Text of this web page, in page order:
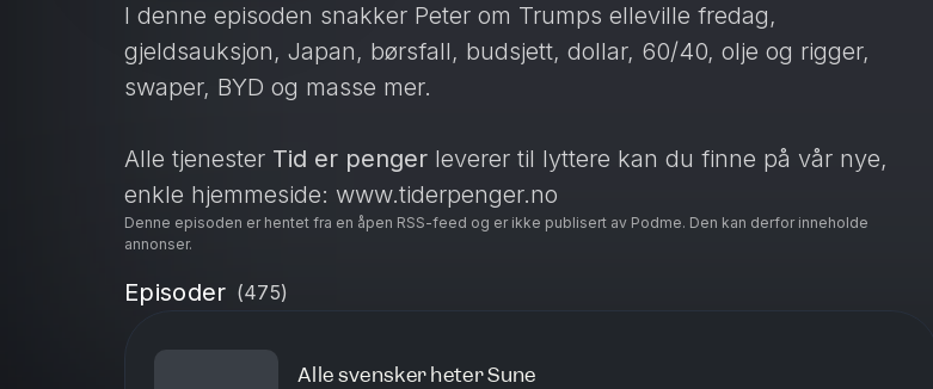
I denne episoden snakker Peter om Trumps elleville fredag,
gjeldsauksjon, Japan, børsfall, budsjett, dollar, 60/40, olje og rigger,
swaper, BYD og masse mer.
Alle tjenester Tid er penger leverer til lyttere kan du finne på vår nye,
enkle hjemmeside: www.tiderpenger.no
LinkedIn-side
Denne episoden er hentet fra en åpen RSS-feed og er ikke publisert av Podme. Den kan derfor inneholde
annonser.
Episoder (475)
Alle svensker heter Sune